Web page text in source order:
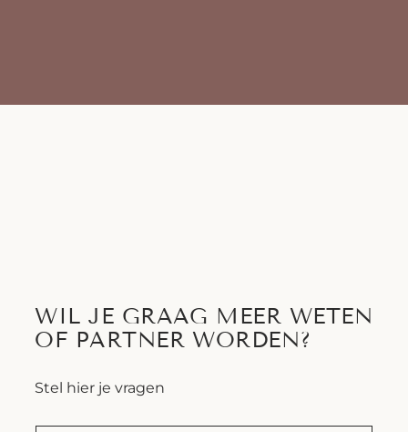
WIL JE GRAAG MEER WETEN
OF PARTNER WORDEN?
Stel hier je vragen